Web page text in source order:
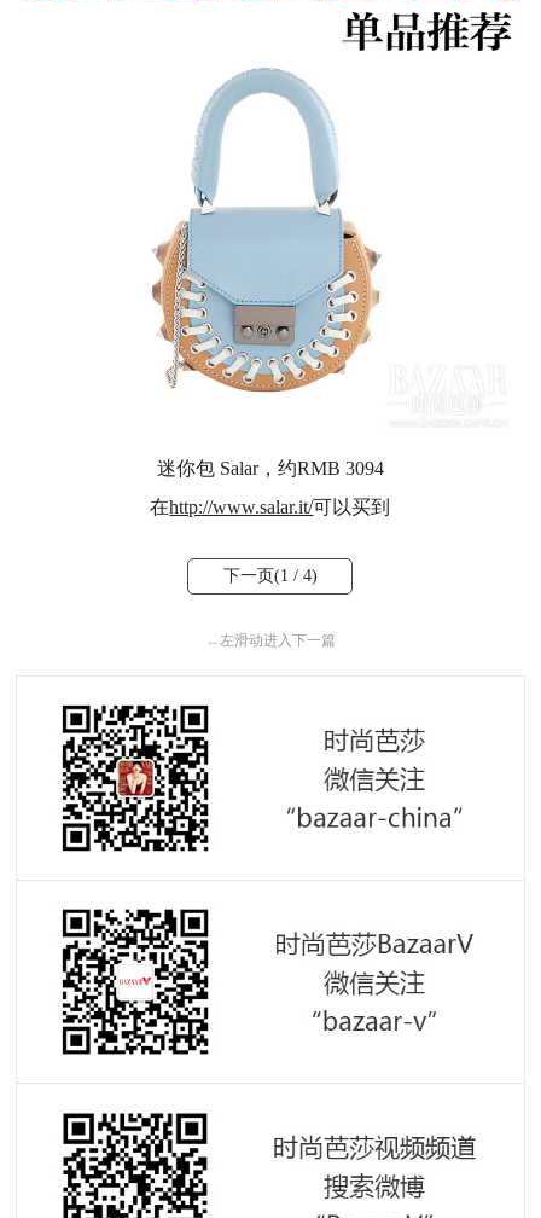
迷你包 Salar，约RMB 3094
在http://www.salar.it/可以买到
下一页(1 / 4)
←左滑动进入下一篇